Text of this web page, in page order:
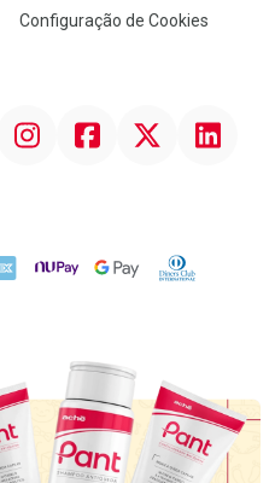
Configuração de Cookies
InstagramFacebookTwitter Linkedin
NuPay Google PayDiners Club